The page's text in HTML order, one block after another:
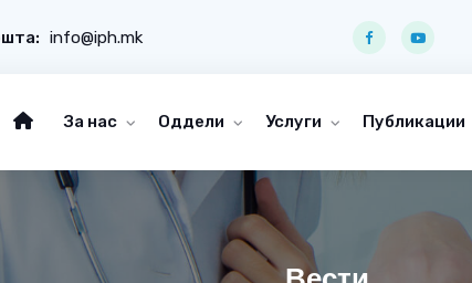
info@iph.mk
За нас Оддели Услуги Публикации